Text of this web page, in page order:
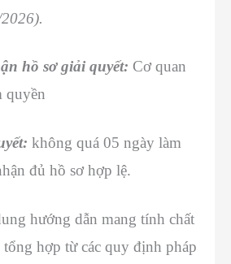
hồ sơ giải quyết: Cơ quan
quyền
không quá 05 ngày làm
đủ hồ sơ hợp lệ.
hướng dẫn mang tính chất
hợp từ các quy định pháp